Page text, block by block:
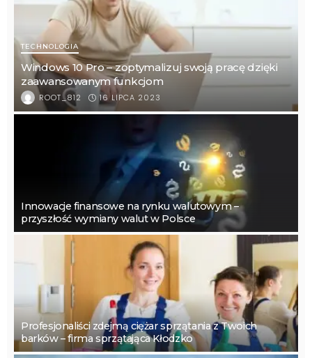
TECHNOLOGIA
Windows 10 Pro – zoptymalizuj swoją pracę dzięki
zaawansowanym funkcjom
ROOT_812 16 LIPCA 2023
Innowacje finansowe na rynku walutowym –
przyszłość wymiany walut w Polsce
Profesjonaliści zdejmą ciężar sprzątania z Twoich
barków – firma sprzątająca Kłodzko